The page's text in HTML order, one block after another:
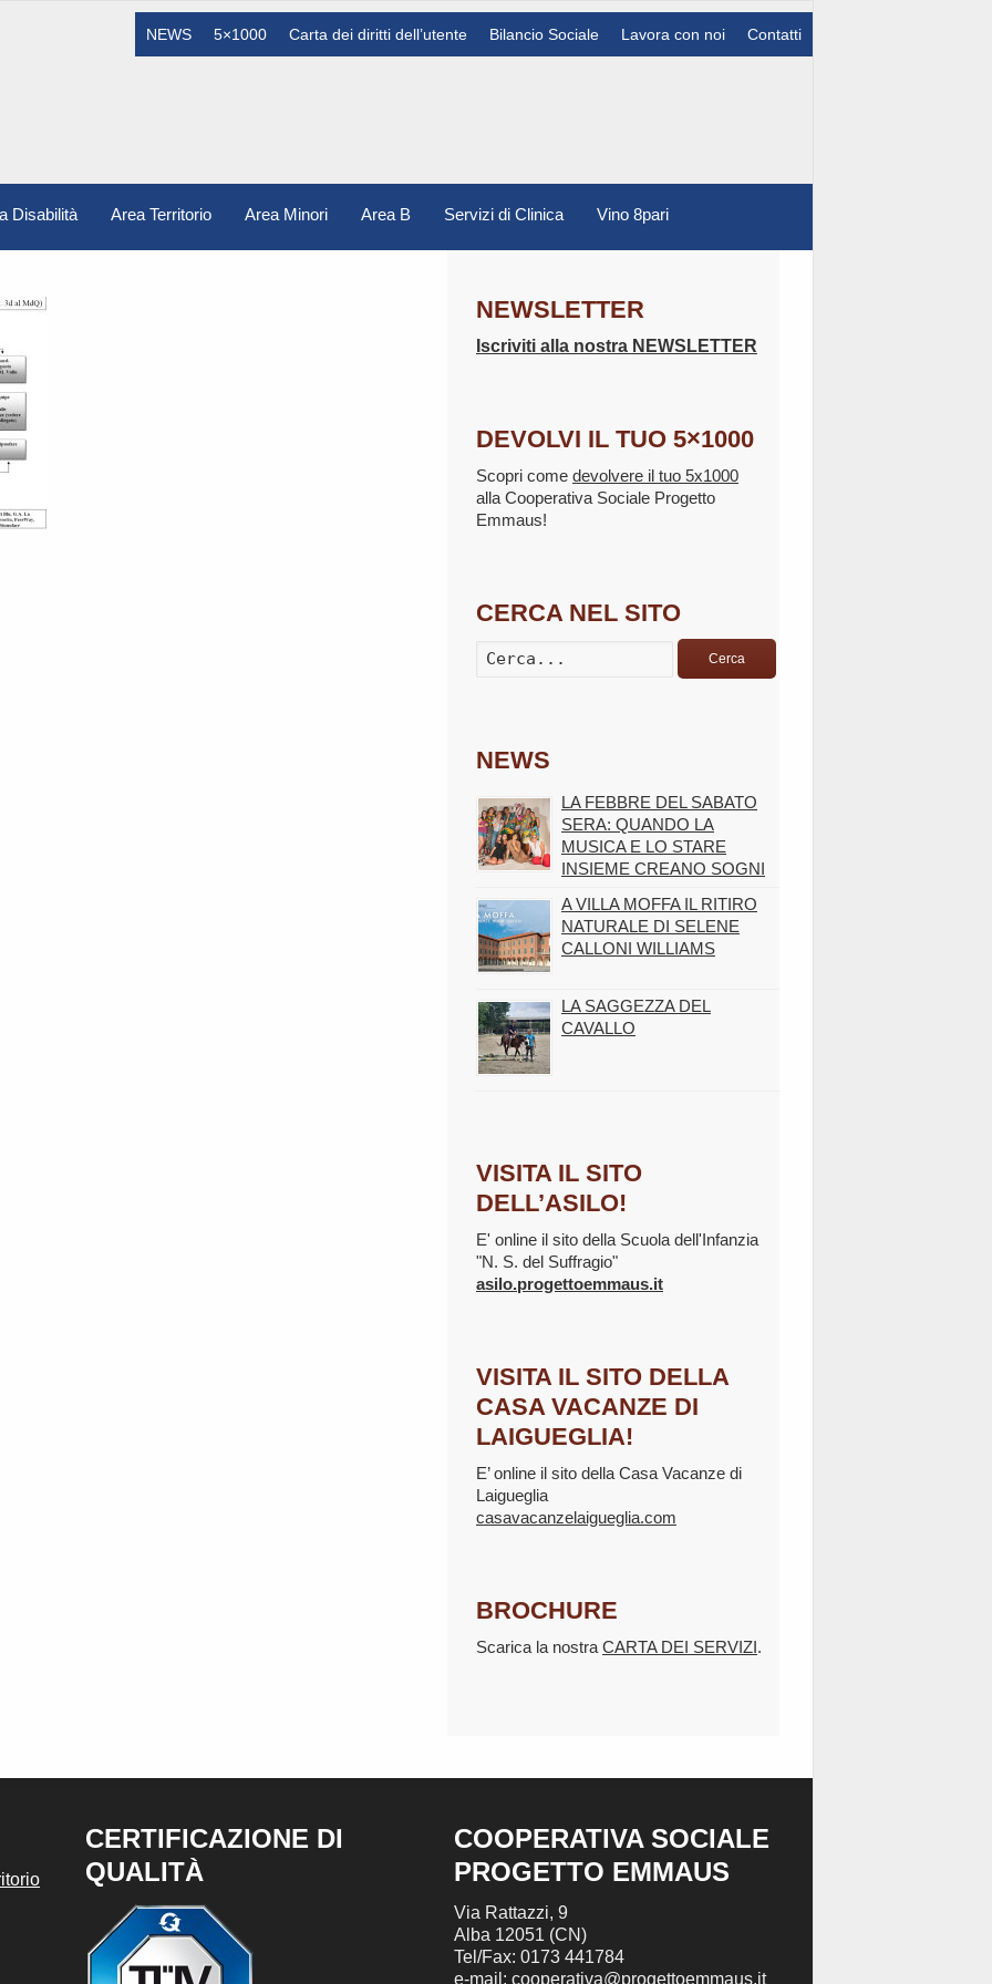
Contatti
Lavora con noi
Bilancio Sociale
Carta dei diritti dell’utente
5×1000
NEWS
Disabilità Area Territorio Area Minori Area B Servizi di Clinica Vino 8pari
NEWSLETTER
Iscriviti alla nostra NEWSLETTER
DEVOLVI IL TUO 5×1000
Scopri come devolvere il tuo 5x1000
alla Cooperativa Sociale Progetto
Emmaus!
CERCA NEL SITO
Cerca
NEWS
LA FEBBRE DEL SABATO
SERA: QUANDO LA
MUSICA E LO STARE
INSIEME CREANO SOGNI
A VILLA MOFFA IL RITIRO
NATURALE DI SELENE
CALLONI WILLIAMS
LA SAGGEZZA DEL
CAVALLO
VISITA IL SITO
DELL’ASILO!
E' online il sito della Scuola dell'Infanzia
"N. S. del Suffragio"
asilo.progettoemmaus.it
VISITA IL SITO DELLA
CASA VACANZE DI
LAIGUEGLIA!
E’ online il sito della Casa Vacanze di
Laigueglia
casavacanzelaigueglia.com
BROCHURE
Scarica la nostra CARTA DEI SERVIZI.
CERTIFICAZIONE DI
QUALITÀ
COOPERATIVA SOCIALE
PROGETTO EMMAUS
Via Rattazzi, 9
Alba 12051 (CN)
Tel/Fax: 0173 441784
e-mail: cooperativa@progettoemmaus.it